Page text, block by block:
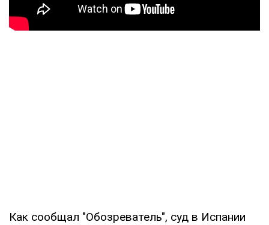
Как сообщал "Обозреватель", суд в Испании